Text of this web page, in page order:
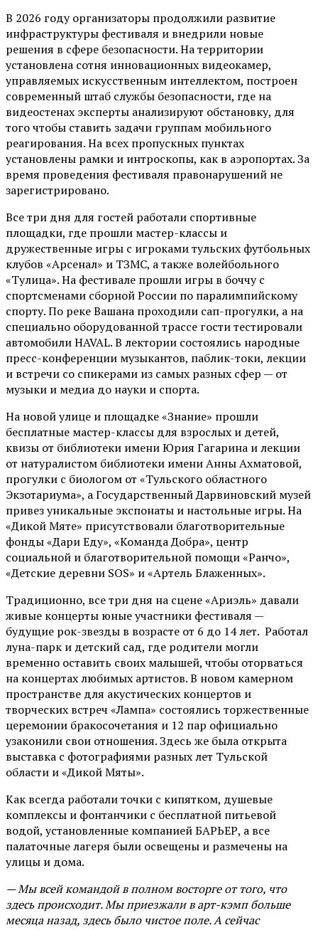
В 2026 году организаторы продолжили развитие
инфраструктуры фестиваля и внедрили новые
решения в сфере безопасности. На территории
установлена сотня инновационных видеокамер,
управляемых искусственным интеллектом, построен
современный штаб службы безопасности, где на
видеостенах эксперты анализируют обстановку, для
того чтобы ставить задачи группам мобильного
реагирования. На всех пропускных пунктах
установлены рамки и интроскопы, как в аэропортах. За
время проведения фестиваля правонарушений не
зарегистрировано.
Все три дня для гостей работали спортивные
площадки, где прошли мастер-классы и
дружественные игры с игроками тульских футбольных
клубов «Арсенал» и ТЗМС, а также волейбольного
«Тулица». На фестивале прошли игры в боччу с
спортсменами сборной России по паралимпийскому
спорту. По реке Вашана проходили сап-прогулки, а на
специально оборудованной трассе гости тестировали
автомобили HAVAL. В лектории состоялись народные
пресс-конференции музыкантов, паблик-токи, лекции
и встречи со спикерами из самых разных сфер — от
музыки и медиа до науки и спорта.
На новой улице и площадке «Знание» прошли
бесплатные мастер-классы для взрослых и детей,
квизы от библиотеки имени Юрия Гагарина и лекции
от натуралистом библиотеки имени Анны Ахматовой,
прогулки с биологом от «Тульского областного
Экзотариума», а Государственный Дарвиновский музей
привез уникальные экспонаты и настольные игры. На
«Дикой Мяте» присутствовали благотворительные
фонды «Дари Еду», «Команда Добра», центр
социальной и благотворительной помощи «Ранчо»,
«Детские деревни SOS» и «Артель Блаженных».
Традиционно, все три дня на сцене«Ариэль» давали
живые концерты юные участники фестиваля —
будущие рок-звезды в возрасте от 6 до 14 лет. Работал
луна-парк и детский сад, где родители могли
временно оставить своих малышей, чтобы оторваться
на концертах любимых артистов. В новом камерном
пространстве для акустических концертов и
творческих встреч «Лампа» состоялись торжественные
церемонии бракосочетания и 12 пар официально
узаконили свои отношения. Здесь же была открыта
выставка с фотографиями разных лет Тульской
области и «Дикой Мяты».
Как всегда работали точки с кипятком, душевые
комплексы и фонтанчики с бесплатной питьевой
водой, установленные компанией БАРЬЕР, а все
палаточные лагеря были освещены и размечены на
улицы и дома.
— Мы всей командой в полном восторге от того, что
здесь происходит. Мы приезжали в арт-кэмп больше
месяца назад, здесь было чистое поле. А сейчас